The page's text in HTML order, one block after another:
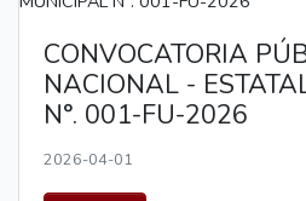
CONVOCATORIA
NACIONAL -
N°. 001-FU-2026
2026-04-01